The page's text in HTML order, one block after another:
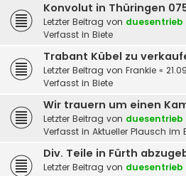
Konvolut in Thüringen
Letzter Beitrag von duesentrieb
Verfasst in Biete
Trabant Kübel zu
Letzter Beitrag von Frankie «
Verfasst in Biete
Wir trauern um einen
Letzter Beitrag von duesentrieb
Verfasst in Aktueller Plausch im
Div. Teile in Fürth
Letzter Beitrag von duesentrieb